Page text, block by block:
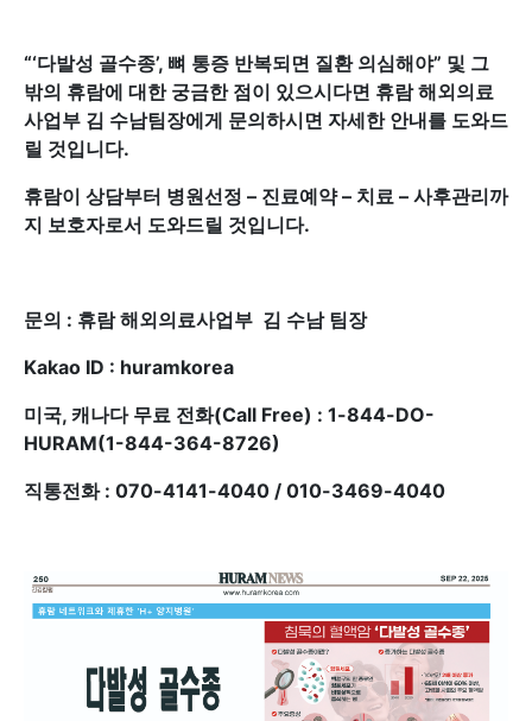
“‘다발성 골수종’, 뼈 통증 반복되면 질환 의심해야” 및 그
밖의 휴람에 대한 궁금한 점이 있으시다면 휴람 해외의료
사업부 김 수남팀장에게 문의하시면 자세한 안내를 도와드
릴 것입니다.
휴람이 상담부터 병원선정 – 진료예약 – 치료 – 사후관리까
지 보호자로서 도와드릴 것입니다.
문의 : 휴람 해외의료사업부 김 수남 팀장
Kakao ID : huramkorea
미국, 캐나다 무료 전화(Call Free) : 1-844-DO-
HURAM(1-844-364-8726)
직통전화 : 070-4141-4040 / 010-3469-4040